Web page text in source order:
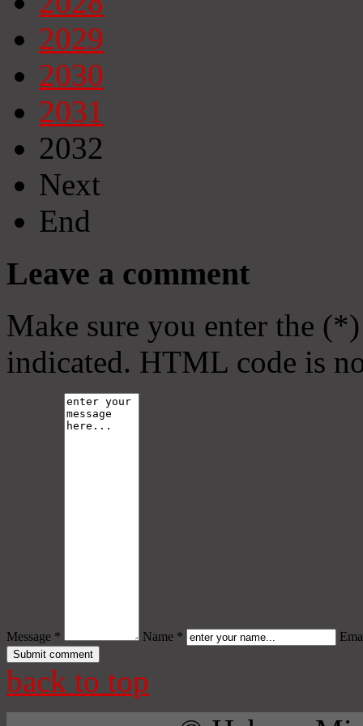
2029
2030
2031
2032
Next
End
Leave a comment
Make sure you enter the
indicated. HTML code is
Message * Name *
back to top